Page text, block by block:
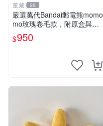
董藏 29
嚴選萬代Bandai郵電熊momo
mo玫瑰卷毛款，附原盒與吊
牌，粉嫩可愛入手即柔軟～
玫瑰卷毛 郵電熊 正品
$950